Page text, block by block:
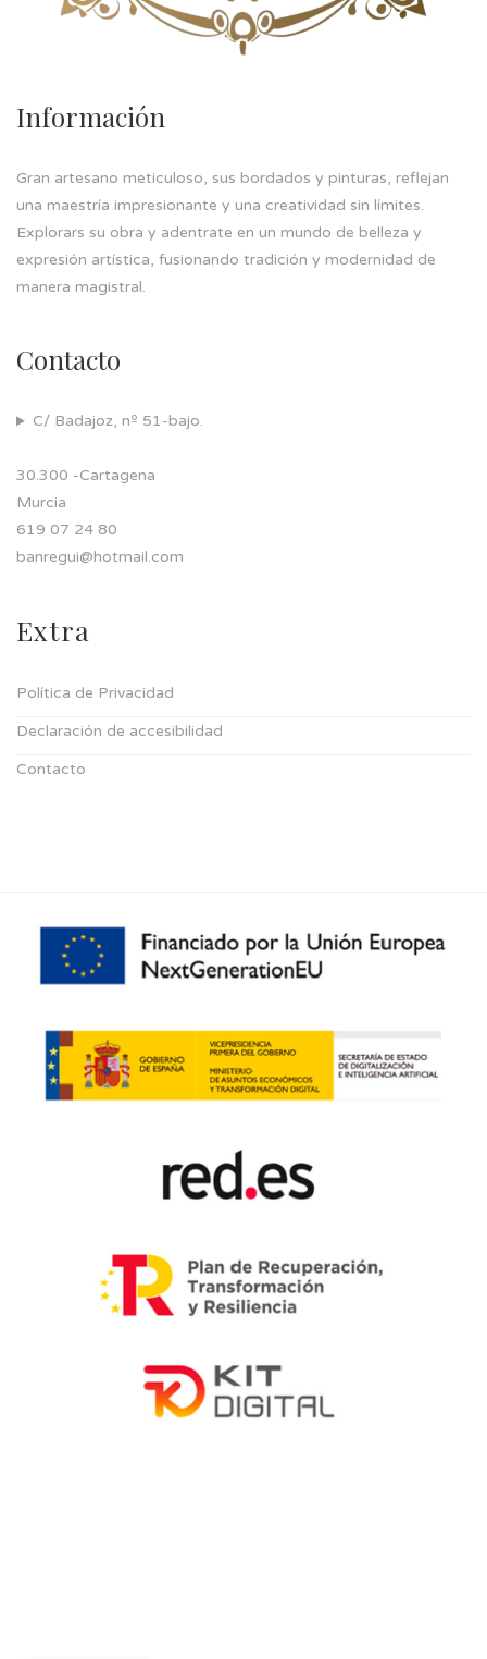
Información
Gran artesano meticuloso, sus bordados y pinturas, reflejan
una maestría impresionante y una creatividad sin límites.
Explorars su obra y adentrate en un mundo de belleza y
expresión artística, fusionando tradición y modernidad de
manera magistral.
Contacto
C/ Badajoz, nº 51-bajo.
30.300 -Cartagena
Murcia
619 07 24 80
banregui@hotmail.com
Extra
Política de Privacidad
Declaración de accesibilidad
Contacto